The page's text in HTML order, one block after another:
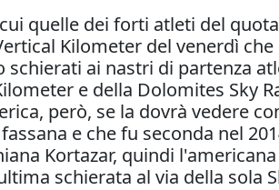
quelle dei forti atleti del
Kilometer del venerdì
ai nastri di partenza
e della Dolomites Sky
però, se la dovrà vedere
e che fu seconda nel
Kortazar, quindi
schierata al via della sola